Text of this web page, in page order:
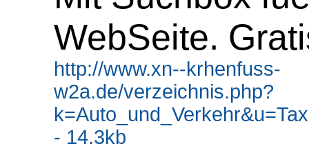
WebSeite.
http://www.xn--krhenfuss-
w2a.de/verzeichnis.php?
- 14.3kb